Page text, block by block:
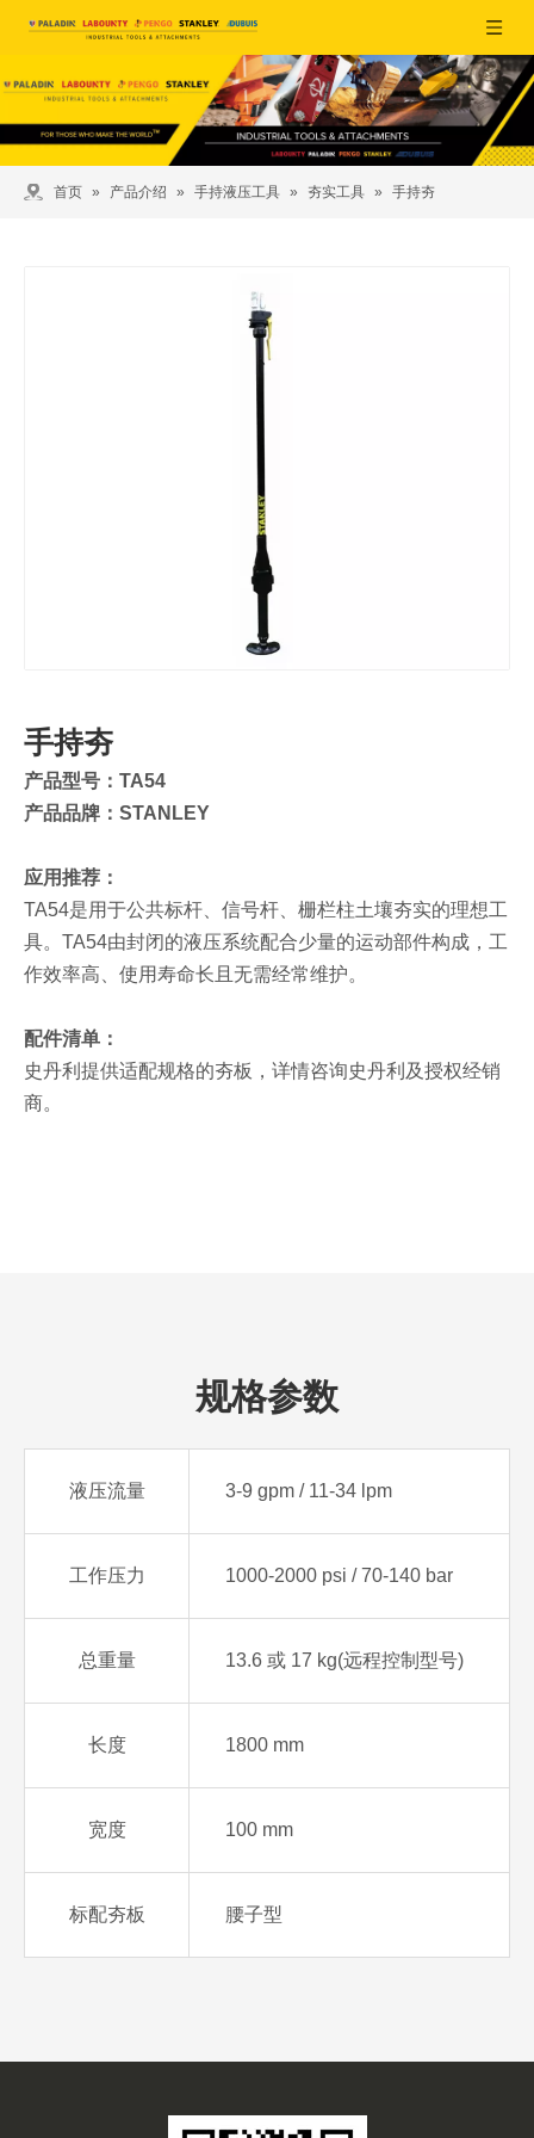
首页 » 产品介绍 » 手持液压工具 » 夯实工具 » 手持夯
手持夯
产品型号：TA54
产品品牌：STANLEY
应用推荐：
TA54是用于公共标杆、信号杆、栅栏柱土壤夯实的理想工
具。TA54由封闭的液压系统配合少量的运动部件构成，工
作效率高、使用寿命长且无需经常维护。
配件清单：
史丹利提供适配规格的夯板，详情咨询史丹利及授权经销
商。
规格参数
液压流量 3-9 gpm / 11-34 lpm
工作压力 1000-2000 psi / 70-140 bar
总重量 13.6 或 17 kg(远程控制型号)
长度 1800 mm
宽度 100 mm
标配夯板 腰子型